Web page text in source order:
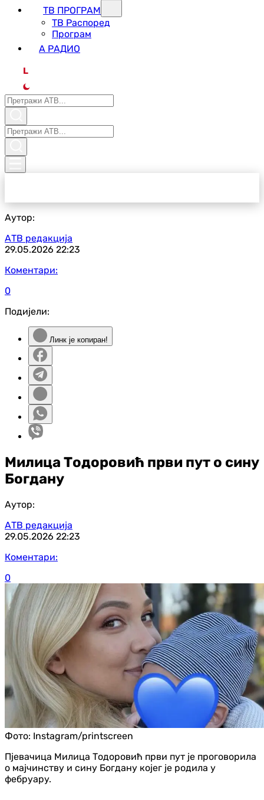
ТВ ПРОГРАМ
ТВ Распоред
Програм
А РАДИО
L
Аутор:
АТВ редакција
29.05.2026 22:23
Коментари:
0
Подијели:
Линк је копиран!
Милица Тодоровић први пут о сину
Богдану
Аутор:
АТВ редакција
29.05.2026 22:23
Коментари:
0
Фото: Instagram/printscreen
Пjевачица Милица Тодоровић први пут је проговорила
о мајчинству и сину Богдану којег је родила у
фебруару.